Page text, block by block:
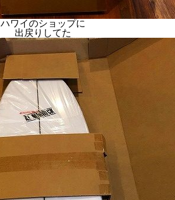
ハワイのショップに
出戻りしてた